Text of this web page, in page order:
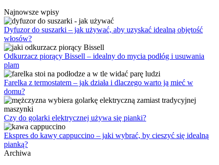
Najnowsze wpisy
Dyfuzor do suszarki – jak używać, aby uzyskać idealną objętość
włosów?
Odkurzacz piorący Bissell – idealny do mycia podłóg i usuwania
plam
Farelka z termostatem – jak działa i dlaczego warto ją mieć w
domu?
Czy do golarki elektrycznej używa się pianki?
Ekspres do kawy cappuccino – jaki wybrać, by cieszyć się idealną
pianką?
Archiwa